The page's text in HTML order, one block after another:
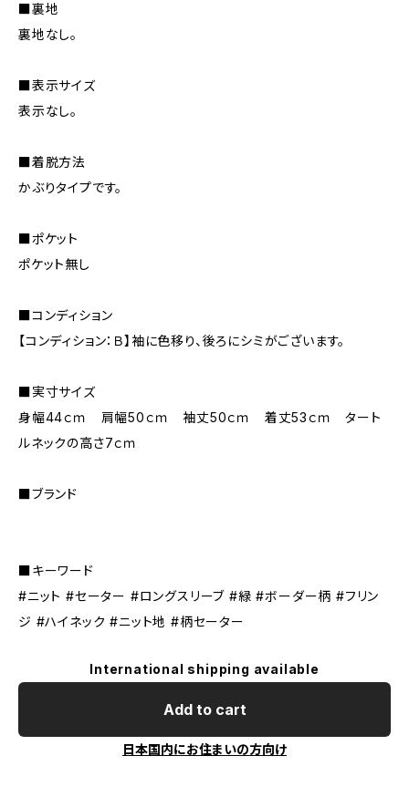
■裏地
裏地なし。
■表示サイズ
表示なし。
■着脱方法
かぶりタイプです。
■ポケット
ポケット無し
■コンディション
【コンディション：Ｂ】袖に色移り、後ろにシミがございます。
■実寸サイズ
身幅44ｃｍ 肩幅50ｃｍ 袖丈50ｃｍ 着丈53ｃｍ タート
ルネックの高さ7ｃｍ
■ブランド
■キーワード
#ニット #セーター #ロングスリーブ #緑 #ボーダー柄 #フリン
ジ #ハイネック #ニット地 #柄セーター
International shipping available
Add to cart
日本国内にお住まいの方向け